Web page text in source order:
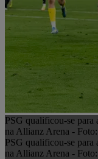
PSG qualificou-se para
na Allianz Arena - Foto:
PSG qualificou-se para
na Allianz Arena - Foto: